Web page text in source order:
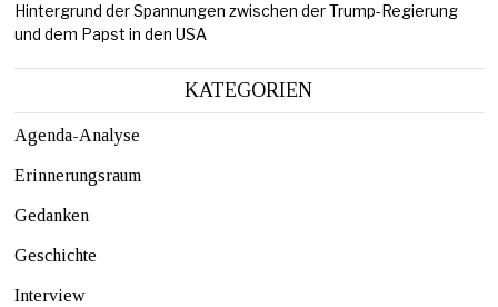
Hintergrund der Spannungen zwischen der Trump-Regierung
und dem Papst in den USA
KATEGORIEN
Agenda-Analyse
Erinnerungsraum
Gedanken
Geschichte
Interview